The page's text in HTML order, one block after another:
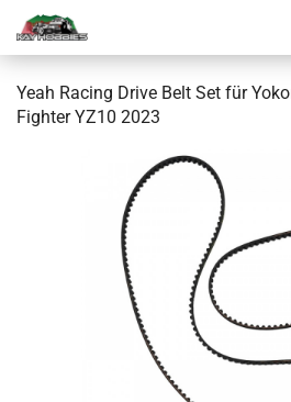
Yeah Racing Drive Belt Set für
Fighter YZ10 2023